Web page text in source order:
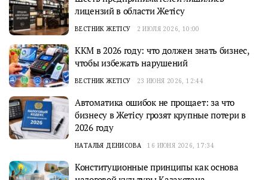
лицензий в области Жетісу
ВЕСТНИК ЖЕТІСУ 2 ИЮЛЯ 2026, 10:00
ККМ в 2026 году: что должен знать бизнес,
чтобы избежать нарушений
ВЕСТНИК ЖЕТІСУ 23 ИЮНЯ 2026, 12:44
Автоматика ошибок не прощает: за что
бизнесу в Жетісу грозят крупные потери в
2026 году
НАТАЛЬЯ ДЕНИСОВА 16 ИЮНЯ 2026, 17:34
Конституционные принципы как основа